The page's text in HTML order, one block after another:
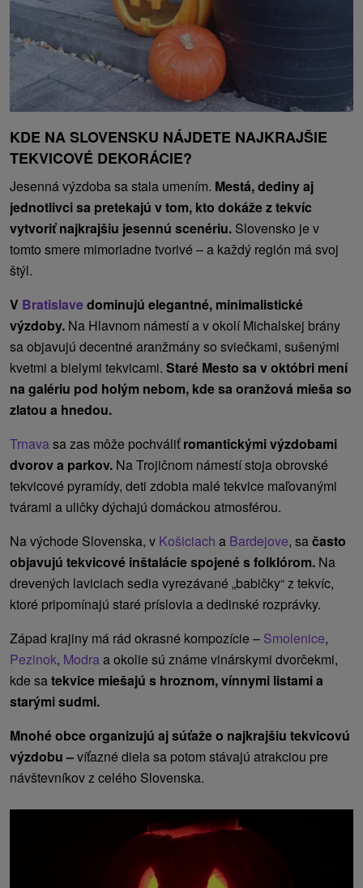
KDE NA SLOVENSKU NÁJDETE NAJKRAJŠIE
TEKVICOVÉ DEKORÁCIE?
Jesenná výzdoba sa stala umením. Mestá, dediny aj
jednotlivci sa pretekajú v tom, kto dokáže z tekvíc
vytvoriť najkrajšiu jesennú scenériu. Slovensko je v
tomto smere mimoriadne tvorivé – a každý región má svoj
štýl.
V Bratislavedominujú elegantné, minimalistické
výzdoby. Na Hlavnom námestí a v okolí Michalskej brány
sa objavujú decentné aranžmány so sviečkami, sušenými
kvetmi a bielymi tekvicami. Staré Mesto sa v októbri mení
na galériu pod holým nebom, kde sa oranžová mieša so
zlatou a hnedou.
Trnavasa zas môže pochváliťromantickými výzdobami
dvorov a parkov. Na Trojičnom námestí stoja obrovské
tekvicové pyramídy, deti zdobia malé tekvice maľovanými
tvárami a uličky dýchajú domáckou atmosférou.
Na východe Slovenska, v Košiciach a Bardejove, sačasto
objavujú tekvicové inštalácie spojené s folklórom. Na
drevených laviciach sedia vyrezávané „babičky“ z tekvíc,
ktoré pripomínajú staré príslovia a dedinské rozprávky.
Západ krajiny má rád okrasné kompozície – Smolenice,
Pezinok, Modraa okolie sú známe vinárskymi dvorčekmi,
kde satekvice miešajú s hroznom, vínnymi listami a
starými sudmi.
Mnohé obce organizujú aj súťaže o najkrajšiu tekvicovú
výzdobu –víťazné diela sa potom stávajú atrakciou pre
návštevníkov z celého Slovenska.